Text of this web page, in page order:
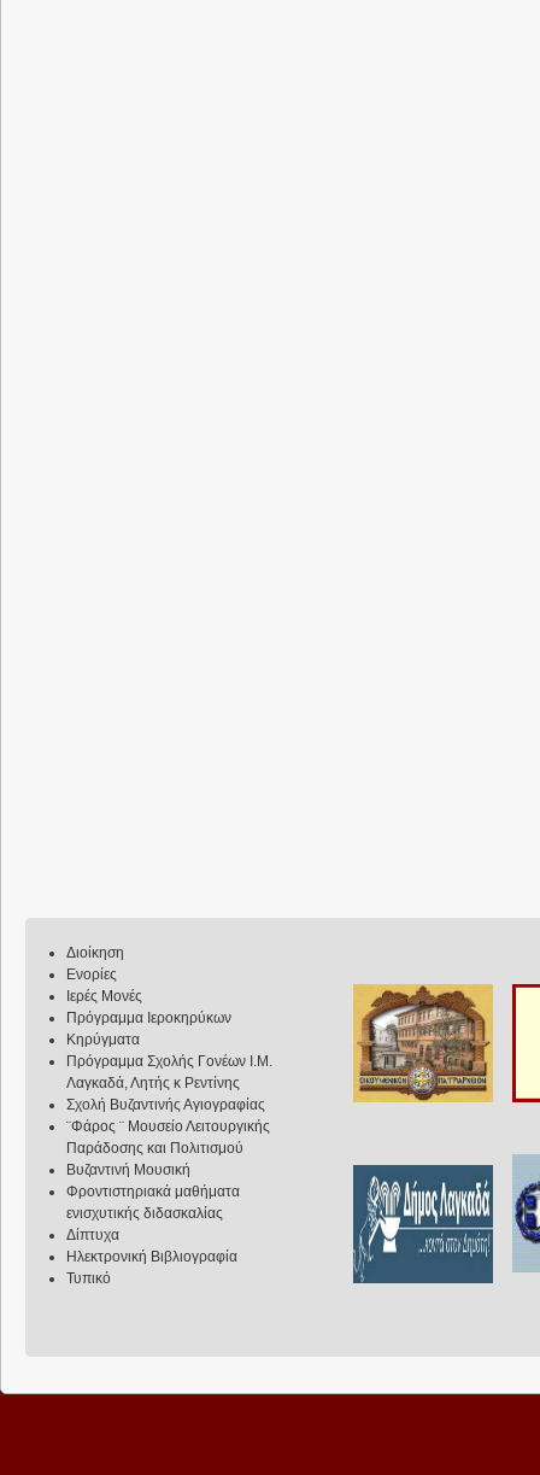
Διοίκηση
Ενορίες
Ιερές Μονές
Πρόγραμμα Ιεροκηρύκων
Κηρύγματα
Πρόγραμμα Σχολής Γονέων Ι.Μ.
Λαγκαδά, Λητής κ Ρεντίνης
Σχολή Βυζαντινής Αγιογραφίας
¨Φάρος ¨ Μουσείο Λειτουργικής
Παράδοσης και Πολιτισμού
Βυζαντινή Μουσική
Φροντιστηριακά μαθήματα
ενισχυτικής διδασκαλίας
Δίπτυχα
Ηλεκτρονική Βιβλιογραφία
Τυπικό